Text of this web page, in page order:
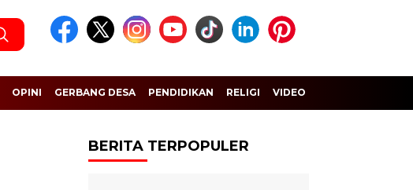
OPINI GERBANG DESA PENDIDIKAN RELIGI VIDEO
BERITA TERPOPULER